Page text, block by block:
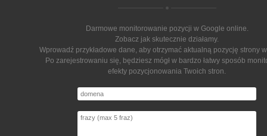
Darmowe monitorowanie pozycji w Google online.
Zobacz jak skutecznie działamy.
Wprowadź przykładowe dane, aby otrzymać aktualną pozycję strony
Po zarejestrowaniu się, będziesz mógł w bardzo łatwy sposób
efekty pozycjonowania Twoich stron.